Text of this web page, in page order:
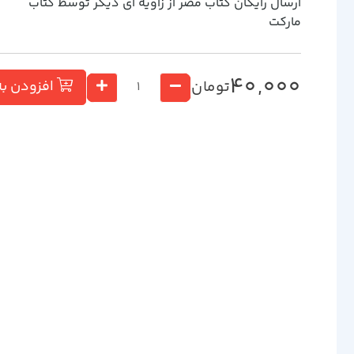
مارکت
40,000تومان افزودن